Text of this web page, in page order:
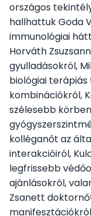
országos
hallhattuk Goda
immunológiai
Horváth
gyulladásokról,
biológiai
kombinációkról,
szélesebb
kolléganőt az
interakcióiról,
legfrissebb
ajánlásokról,
Zsanett